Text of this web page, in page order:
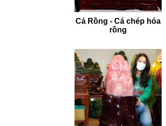
Cá Rồng - Cá chép hóa
rồng